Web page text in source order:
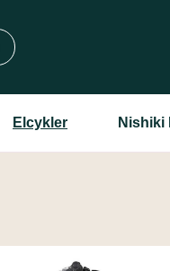
Elcykler Nishiki